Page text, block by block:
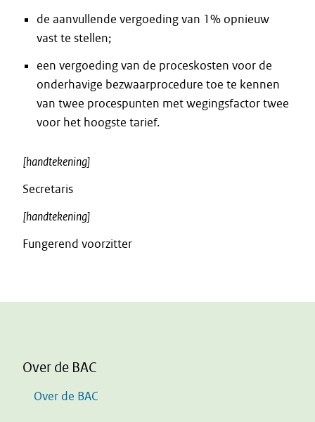
de aanvullende vergoeding van 1% opnieuw
vast te stellen;
een vergoeding van de proceskosten voor de
onderhavige bezwaarprocedure toe te kennen
van twee procespunten met wegingsfactor twee
voor het hoogste tarief.
[handtekening]
Secretaris
[handtekening]
Fungerend voorzitter
Over de BAC
Over de BAC